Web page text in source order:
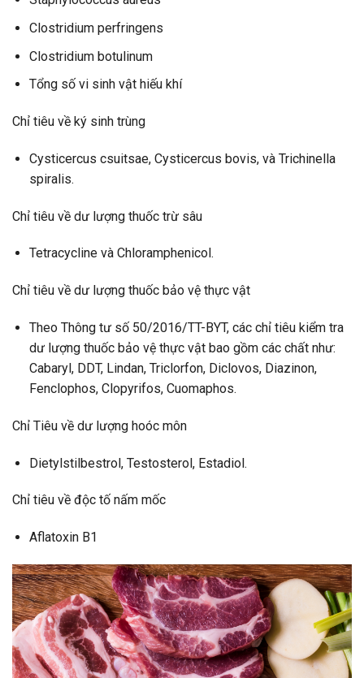
Clostridium perfringens
Clostridium botulinum
Tổng số vi sinh vật hiếu khí
Chỉ tiêu về ký sinh trùng
Cysticercus csuitsae, Cysticercus bovis, và Trichinella
spiralis.
Chỉ tiêu về dư lượng thuốc trừ sâu
Tetracycline và Chloramphenicol.
Chỉ tiêu về dư lượng thuốc bảo vệ thực vật
Theo Thông tư số 50/2016/TT-BYT, các chỉ tiêu kiểm tra
dư lượng thuốc bảo vệ thực vật bao gồm các chất như:
Cabaryl, DDT, Lindan, Triclorfon, Diclovos, Diazinon,
Fenclophos, Clopyrifos, Cuomaphos.
Chỉ Tiêu về dư lượng hoóc môn
Dietylstilbestrol, Testosterol, Estadiol.
Chỉ tiêu về độc tố nấm mốc
Aflatoxin B1